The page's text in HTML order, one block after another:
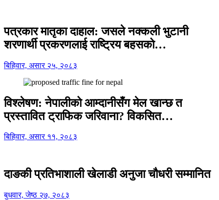
पत्रकार मातृका दाहाल: जसले नक्कली भुटानी
शरणार्थी प्रकरणलाई राष्ट्रिय बहसको…
बिहिवार, असार २५, २०८३
विश्लेषण: नेपालीको आम्दानीसँग मेल खान्छ त
प्रस्तावित ट्राफिक जरिवाना? विकसित…
बिहिवार, असार ११, २०८३
दाङकी प्रतिभाशाली खेलाडी अनुजा चौधरी सम्मानित
बुधवार, जेष्ठ २७, २०८३